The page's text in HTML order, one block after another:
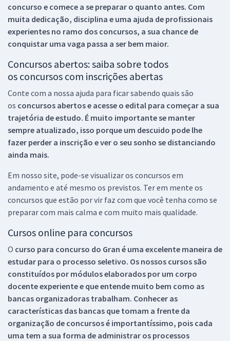
concurso e comece a se preparar o quanto antes. Com
muita dedicação, disciplina e uma ajuda de profissionais
experientes no ramo dos concursos, a sua chance de
conquistar uma vaga passa a ser bem maior.
Concursos abertos: saiba sobre todos
os concursos com inscrições abertas
Conte com a nossa ajuda para ficar sabendo quais são
os concursos abertos e acesse o edital para começar a sua
trajetória de estudo. É muito importante se manter
sempre atualizado, isso porque um descuido pode lhe
fazer perder a inscrição e ver o seu sonho se distanciando
ainda mais.
Em nosso site, pode-se visualizar os concursos em
andamento e até mesmo os previstos. Ter em mente os
concursos que estão por vir faz com que você tenha como se
preparar com mais calma e com muito mais qualidade.
Cursos online para concursos
O curso para concurso do Gran é uma excelente maneira de
estudar para o processo seletivo. Os nossos cursos são
constituídos por módulos elaborados por um corpo
docente experiente e que entende muito bem como as
bancas organizadoras trabalham. Conhecer as
características das bancas que tomam a frente da
organização de concursos é importantíssimo, pois cada
uma tem a sua forma de administrar os processos